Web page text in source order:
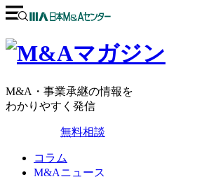
M&A・事業承継の情報を
わかりやすく発信
無料相談
コラム
M&Aニュース